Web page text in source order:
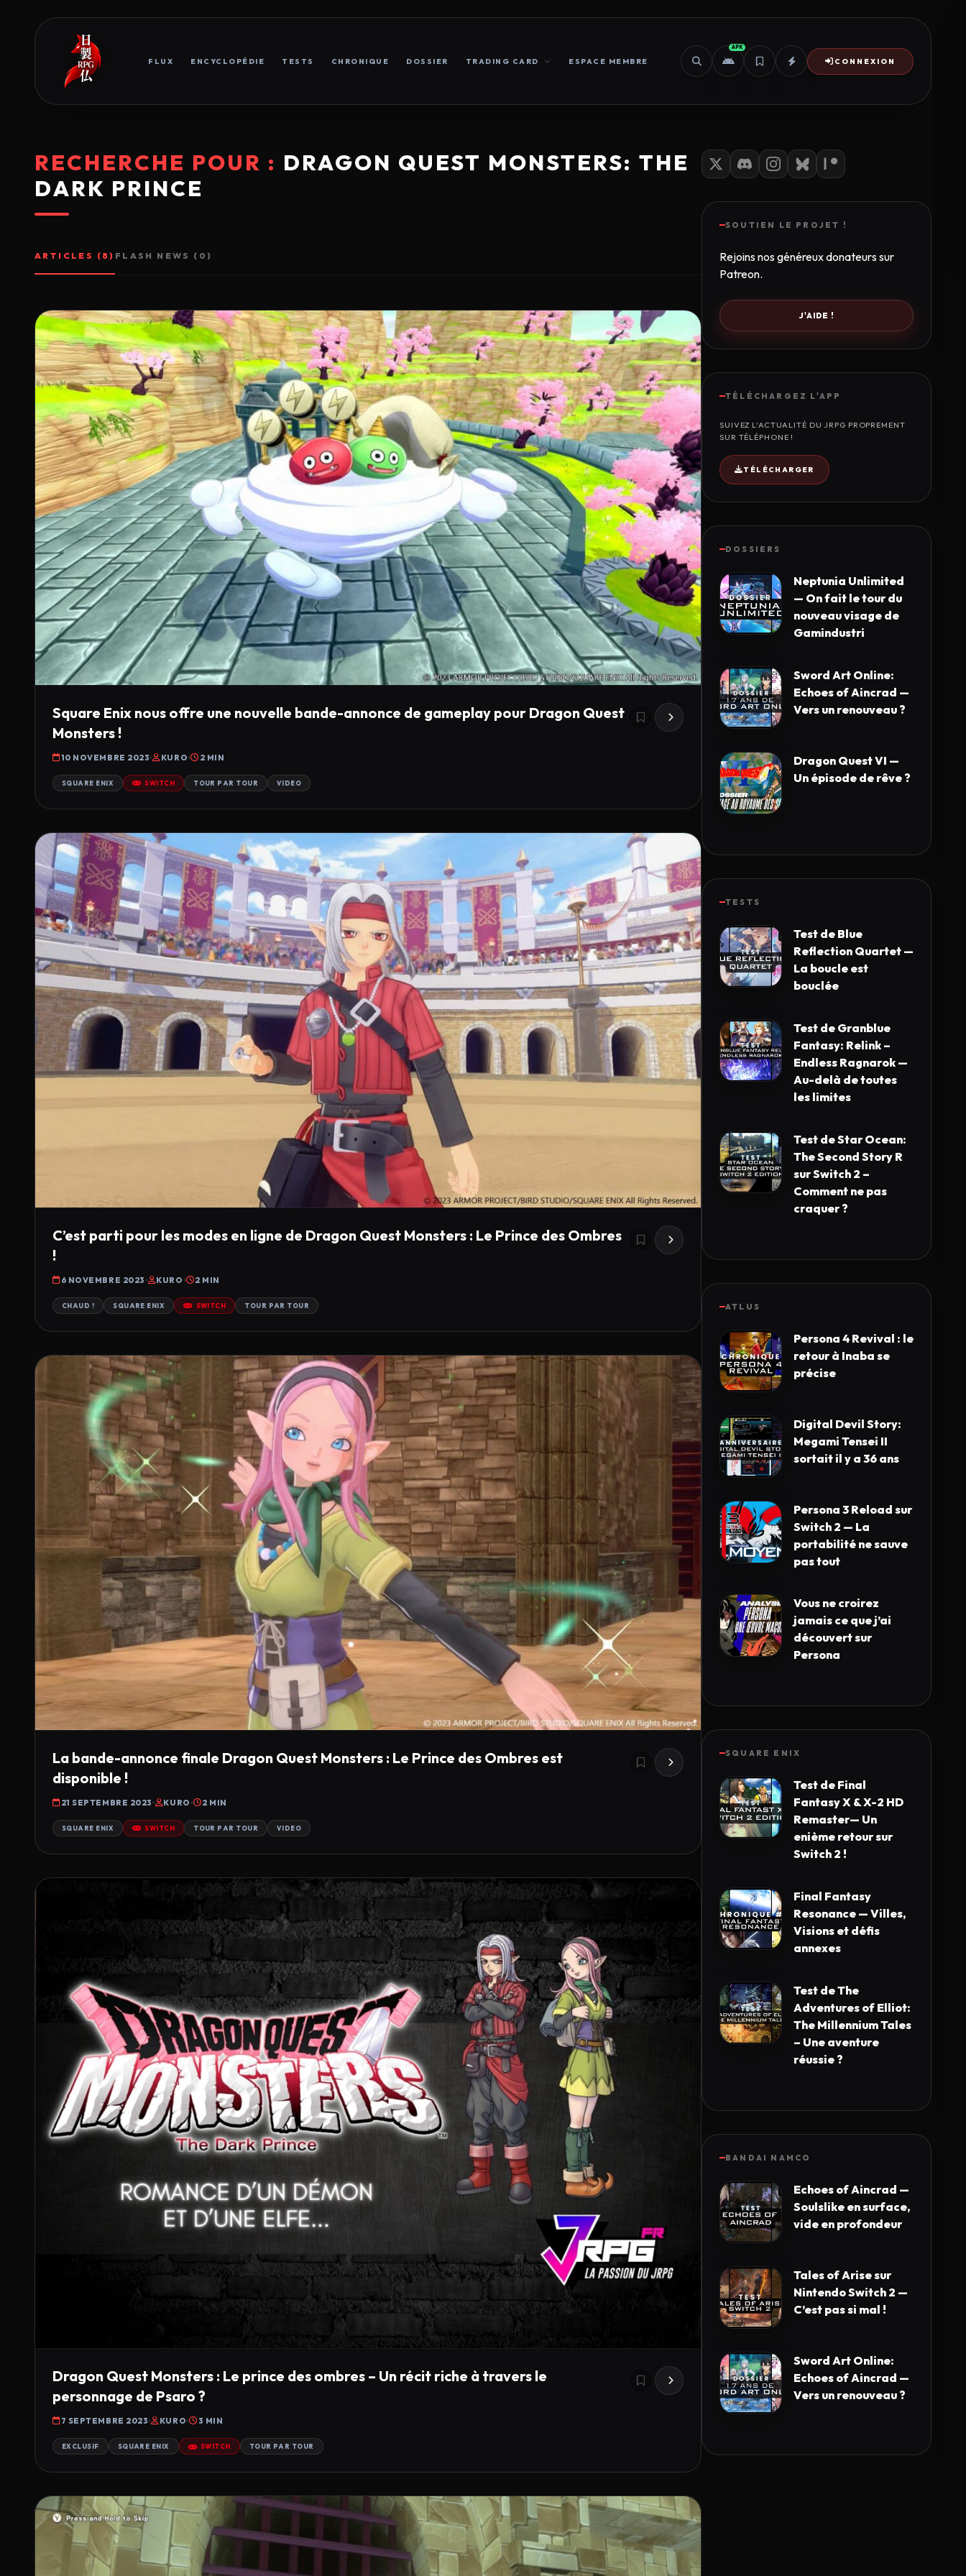
FLUX ENCYCLOPÉDIE TESTS CHRONIQUE DOSSIER TRADING CARD ESPACE MEMBRE
APK
CONNEXION
RECHERCHE POUR : DRAGON QUEST MONSTERS: THE
DARK PRINCE
ARTICLES (8) FLASH NEWS (0)
Square Enix nous offre une nouvelle bande-annonce de gameplay pour Dragon Quest
Monsters !
10 NOVEMBRE 2023 KURO 2 MIN
SQUARE ENIX SWITCH TOUR PAR TOUR VIDEO
C’est parti pour les modes en ligne de Dragon Quest Monsters : Le Prince des Ombres
!
6 NOVEMBRE 2023 KURO 2 MIN
CHAUD ! SQUARE ENIX SWITCH TOUR PAR TOUR
La bande-annonce finale Dragon Quest Monsters : Le Prince des Ombres est
disponible !
21 SEPTEMBRE 2023 KURO 2 MIN
SQUARE ENIX SWITCH TOUR PAR TOUR VIDEO
Dragon Quest Monsters : Le prince des ombres – Un récit riche à travers le
personnage de Psaro ?
7 SEPTEMBRE 2023 KURO 3 MIN
EXCLUSIF SQUARE ENIX SWITCH TOUR PAR TOUR
SOUTIEN LE PROJET !
Rejoins nos généreux donateurs sur
Patreon.
J'AIDE !
TÉLÉCHARGEZ L'APP
SUIVEZ L'ACTUALITÉ DU JRPG PROPREMENT
SUR TÉLÉPHONE !
TÉLÉCHARGER
DOSSIERS
Neptunia Unlimited
— On fait le tour du
nouveau visage de
Gamindustri
Sword Art Online:
Echoes of Aincrad —
Vers un renouveau ?
Dragon Quest VI —
Un épisode de rêve ?
TESTS
Test de Blue
Reflection Quartet —
La boucle est
bouclée
Test de Granblue
Fantasy: Relink –
Endless Ragnarok —
Au-delà de toutes
les limites
Test de Star Ocean:
The Second Story R
sur Switch 2 –
Comment ne pas
craquer ?
ATLUS
Persona 4 Revival : le
retour à Inaba se
précise
Digital Devil Story:
Megami Tensei II
sortait il y a 36 ans
Persona 3 Reload sur
Switch 2 — La
portabilité ne sauve
pas tout
Vous ne croirez
jamais ce que j’ai
découvert sur
Persona
SQUARE ENIX
Test de Final
Fantasy X & X-2 HD
Remaster— Un
enième retour sur
Switch 2 !
Final Fantasy
Resonance — Villes,
Visions et défis
annexes
Test de The
Adventures of Elliot:
The Millennium Tales
– Une aventure
réussie ?
BANDAI NAMCO
Echoes of Aincrad —
Soulslike en surface,
vide en profondeur
Tales of Arise sur
Nintendo Switch 2 —
C’est pas si mal !
Sword Art Online:
Echoes of Aincrad —
Vers un renouveau ?